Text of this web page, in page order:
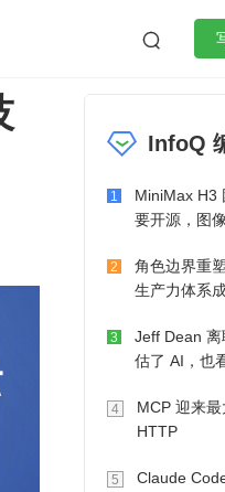

作
微服务架构
InfoQ
1
MiniMax H3
要开源，图
2
角色边界重
生产力体系
3
Jeff Dean
估了 AI，也
4
MCP 迎来
HTTP
5
Claude